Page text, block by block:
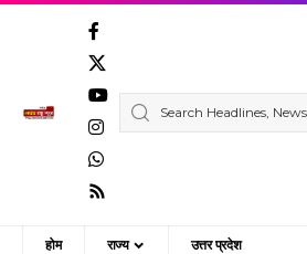
होम राज्य उत्तर प्रदेश